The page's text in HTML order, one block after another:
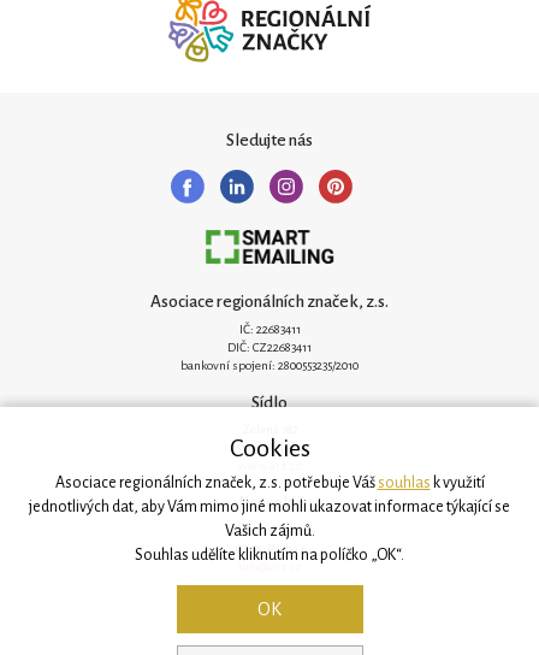
Sledujte nás
Asociace regionálních značek, z.s.
IČ: 22683411
DIČ: CZ22683411
bankovní spojení: 2800553235/2010
Sídlo
251 62 Mukařov
Kancelář
Svatovítská 906/6
160 00 Praha 6
Cookies
Asociace regionálních značek, z.s. potřebuje Vášsouhlas k využití
jednotlivých dat, aby Vám mimo jiné mohli ukazovat informace týkající se
Vašich zájmů.
Souhlas udělíte kliknutím na políčko „OK“.
OK